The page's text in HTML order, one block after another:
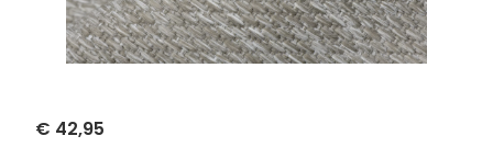
€ 42,95